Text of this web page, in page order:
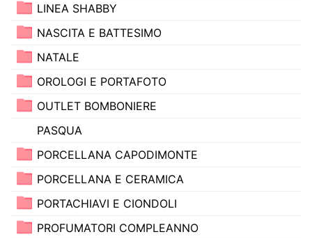
LINEA SHABBY
NASCITA E BATTESIMO
NATALE
OROLOGI E PORTAFOTO
OUTLET BOMBONIERE
PASQUA
PORCELLANA CAPODIMONTE
PORCELLANA E CERAMICA
PORTACHIAVI E CIONDOLI
PROFUMATORI COMPLEANNO